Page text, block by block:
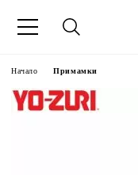
Начало Примамки